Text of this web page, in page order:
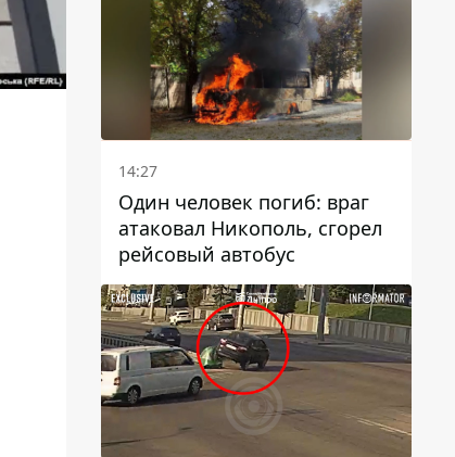
14:27
Один человек погиб: враг
атаковал Никополь, сгорел
рейсовый автобус